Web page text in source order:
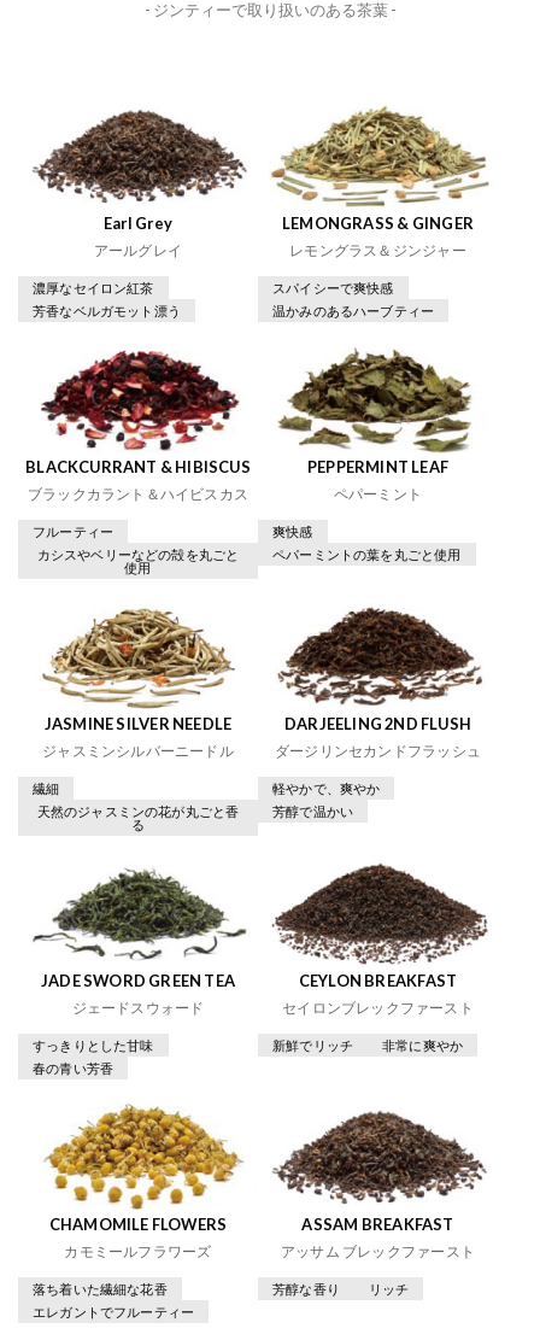
- ジンティーで取り扱いのある茶葉 -
Earl Grey
アールグレイ
濃厚なセイロン紅茶
芳香なベルガモット漂う
LEMONGRASS & GINGER
レモングラス＆ジンジャー
スパイシーで爽快感
温かみのあるハーブティー
BLACKCURRANT & HIBISCUS
ブラックカラント＆ハイビスカス
フルーティー
カシスやベリーなどの殻を丸ごと
使用
PEPPERMINT LEAF
ペパーミント
爽快感
ペパーミントの葉を丸ごと使用
JASMINE SILVER NEEDLE
ジャスミンシルバーニードル
繊細
天然のジャスミンの花が丸ごと香
る
DARJEELING 2ND FLUSH
ダージリンセカンドフラッシュ
軽やかで、爽やか
芳醇で温かい
JADE SWORD GREEN TEA
ジェードスウォード
すっきりとした甘味
春の青い芳香
CEYLON BREAKFAST
セイロンブレックファースト
新鮮でリッチ 非常に爽やか
CHAMOMILE FLOWERS
カモミールフラワーズ
落ち着いた繊細な花香
エレガントでフルーティー
ASSAM BREAKFAST
アッサム ブレックファースト
芳醇な香り リッチ